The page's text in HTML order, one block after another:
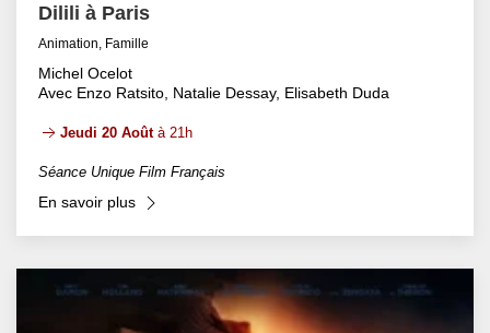
Dilili à Paris
Animation, Famille
Michel Ocelot
Avec Enzo Ratsito, Natalie Dessay, Elisabeth Duda
Jeudi 20 Aoûtà 21h
Séance Unique Film Français
En savoir plus